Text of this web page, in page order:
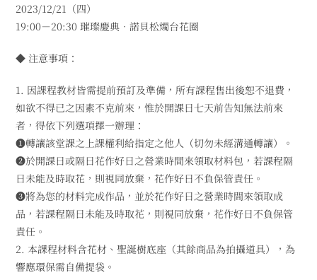
2023/12/21（四）
19:00－20:30 璀璨慶典．諾貝松燭台花圈
◆ 注意事項：​
1. 因課程教材皆需提前預訂及準備，所有課程售出後恕不退費，
如欲不得已之因素不克前來，惟於開課日七天前告知無法前來
者，得依下列選項擇一辦理：
➊轉讓該堂課之上課權利給指定之他人（切勿未經溝通轉讓）。
➋於開課日或隔日花作好日之營業時間來領取材料包，若課程隔
日未能及時取花，則視同放棄，花作好日不負保管責任。
➌將為您的材料完成作品，並於花作好日之營業時間來領取成
品，若課程隔日未能及時取花，則視同放棄，花作好日不負保管
責任。
2. 本課程材料含花材、聖誕樹底座（其餘商品為拍攝道具），為
響應環保需自備提袋。